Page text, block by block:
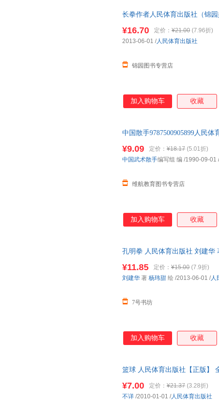
长拳作者人民体育出版社（锦
¥16.70 定价： ¥21.00 (7.96折)
锦园图书专营店
2013-06-01 /人民体育出版社
加入购物车 收藏
中国散手9787500905899人民
¥9.09 定价： ¥18.17 (5.01折)
维航教育图书专营店
中国武术散手编写组 编 /1990-09-01 /
加入购物车 收藏
孔明拳 人民体育出版社 刘建华
¥11.85 定价： ¥15.00 (7.9折)
7号书坊
刘建华 著 杨玮甜 绘 /2013-06-01 /人
加入购物车 收藏
篮球 人民体育出版社【正版】
¥7.00 定价： ¥21.37 (3.28折)
不详 /2010-01-01 /人民体育出版社